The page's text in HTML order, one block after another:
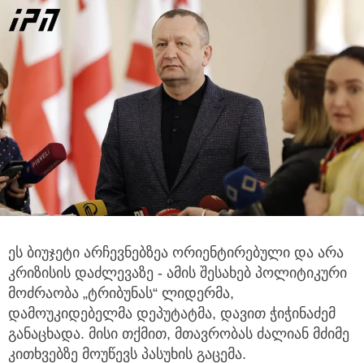
ეს ბიუჯეტი არჩევნებზეა ორიენტირებული და არა
კრიზისის დაძლევაზე - ამის შესახებ პოლიტიკური
მოძრაობა „ტრიბუნას“ ლიდერმა,
დამოუკიდებელმა დეპუტატმა, დავით ჭიჭინაძემ
განაცხადა. მისი თქმით, მთავრობას ძალიან მძიმე
კითხვებზე მოუწევს პასუხის გაცემა.